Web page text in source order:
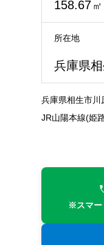
158.67 ㎡
所在地
兵庫県
兵庫県相生市川
JR山陽本線(姫
※スマー